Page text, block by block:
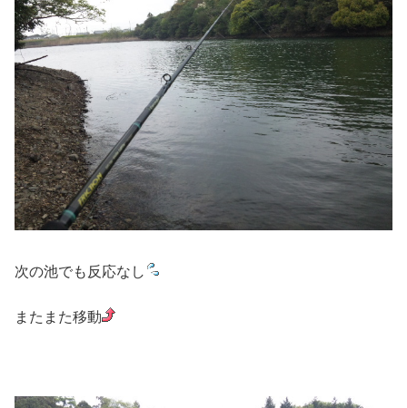
次の池でも反応なし
またまた移動